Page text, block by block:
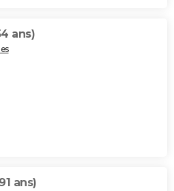
ans)
ans)